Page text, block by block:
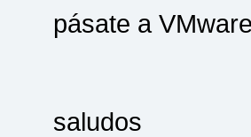
pásate a
saludos